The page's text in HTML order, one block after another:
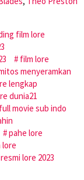
film lore
film lore
menyeramkan
lengkap
dunia21
movie sub indo
pahe lore
lore
lore 2023